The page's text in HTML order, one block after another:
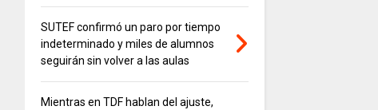
SUTEF confirmó un paro por tiempo
indeterminado y miles de alumnos
seguirán sin volver a las aulas
Mientras en TDF hablan del ajuste,